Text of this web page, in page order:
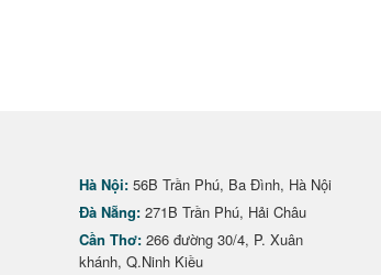
Hà Nội: 56B Trần Phú, Ba Đình, Hà Nội
Đà Nẵng: 271B Trần Phú, Hải Châu
Cần Thơ: 266 đường 30/4, P. Xuân
khánh, Q.Ninh Kiều